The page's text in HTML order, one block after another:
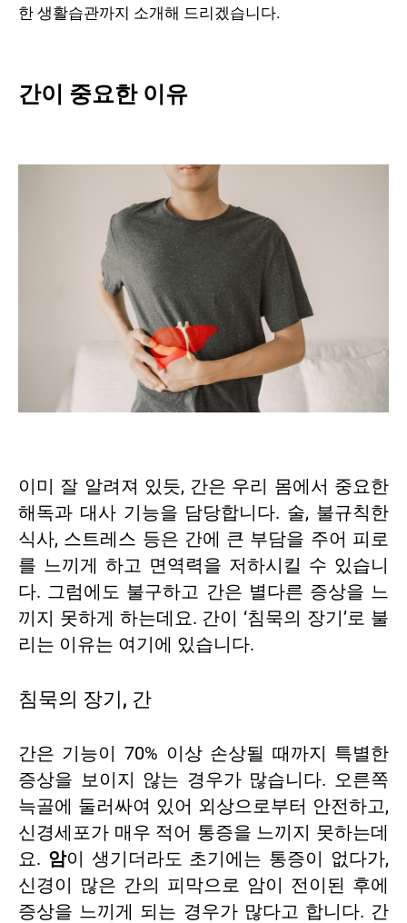
한 생활습관까지 소개해 드리겠습니다.
간이 중요한 이유
이미 잘 알려져 있듯, 간은 우리 몸에서 중요한
해독과 대사 기능을 담당합니다. 술, 불규칙한
식사, 스트레스 등은 간에 큰 부담을 주어 피로
를 느끼게 하고 면역력을 저하시킬 수 있습니
다. 그럼에도 불구하고 간은 별다른 증상을 느
끼지 못하게 하는데요. 간이 ‘침묵의 장기’로 불
리는 이유는 여기에 있습니다.
침묵의 장기, 간
간은 기능이 70% 이상 손상될 때까지 특별한
증상을 보이지 않는 경우가 많습니다. 오른쪽
늑골에 둘러싸여 있어 외상으로부터 안전하고,
신경세포가 매우 적어 통증을 느끼지 못하는데
요. 암이 생기더라도 초기에는 통증이 없다가,
신경이 많은 간의 피막으로 암이 전이된 후에
증상을 느끼게 되는 경우가 많다고 합니다. 간